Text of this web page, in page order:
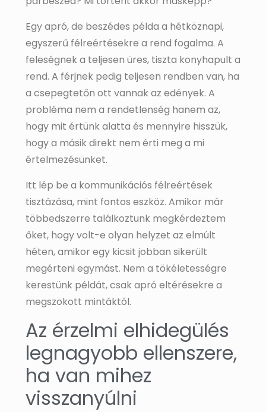
Egy apró, de beszédes példa a hétköznapi,
egyszerű félreértésekre a rend fogalma. A
feleségnek a teljesen üres, tiszta konyhapult a
rend. A férjnek pedig teljesen rendben van, ha
a csepegtetőn ott vannak az edények. A
probléma nem a rendetlenség hanem az,
hogy mit értünk alatta és mennyire hisszük,
hogy a másik direkt nem érti meg a mi
értelmezésünket.
Itt lép be a kommunikációs félreértések
tisztázása, mint fontos eszköz. Amikor már
többedszerre találkoztunk megkérdeztem
őket, hogy volt-e olyan helyzet az elmúlt
héten, amikor egy kicsit jobban sikerült
megérteni egymást. Nem a tökéletességre
kerestünk példát, csak apró eltérésekre a
megszokott mintáktól.
Az érzelmi elhidegülés
legnagyobb ellenszere,
ha van mihez
visszanyúlni